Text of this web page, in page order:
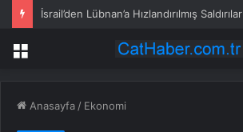
İsrail’den Lübnan’a Hızlandırılmış Saldırılar
Menü
Anasayfa / Ekonomi